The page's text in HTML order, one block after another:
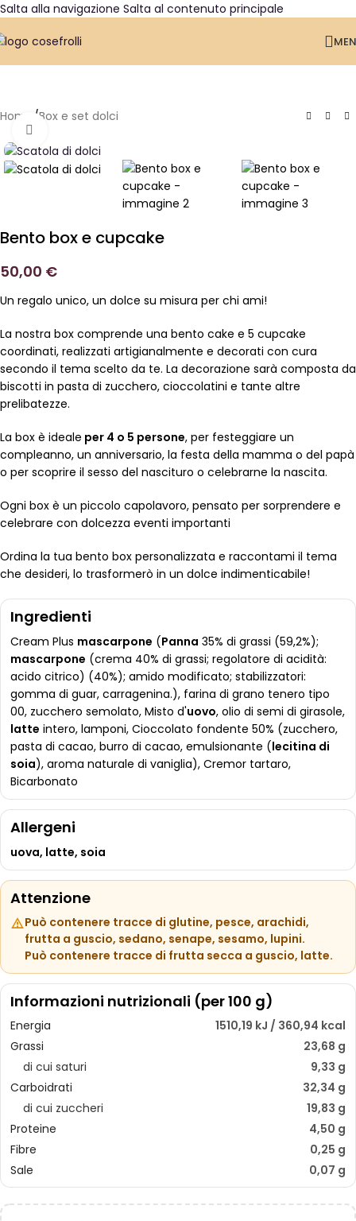
Salta alla navigazione Salta al contenuto principale
Home /Box e set dolci
Bento box e cupcake
50,00 €
Un regalo unico, un dolce su misura per chi ami!
La nostra box comprende una bento cake e 5 cupcake
coordinati, realizzati artigianalmente e decorati con cura
secondo il tema scelto da te. La decorazione sarà composta da
biscotti in pasta di zucchero, cioccolatini e tante altre
prelibatezze.
La box è ideale per 4 o 5 persone, per festeggiare un
compleanno, un anniversario, la festa della mamma o del papà
o per scoprire il sesso del nascituro o celebrarne la nascita.
Ogni box è un piccolo capolavoro, pensato per sorprendere e
celebrare con dolcezza eventi importanti
Ordina la tua bento box personalizzata e raccontami il tema
che desideri, lo trasformerò in un dolce indimenticabile!
Ingredienti
Cream Plus mascarpone (Panna 35% di grassi (59,2%);
mascarpone (crema 40% di grassi; regolatore di acidità:
acido citrico) (40%); amido modificato; stabilizzatori:
gomma di guar, carragenina.), farina di grano tenero tipo
00, zucchero semolato, Misto d'uovo, olio di semi di girasole,
latte intero, lamponi, Cioccolato fondente 50% (zucchero,
pasta di cacao, burro di cacao, emulsionante (lecitina di
soia), aroma naturale di vaniglia), Cremor tartaro,
Bicarbonato
Allergeni
uova, latte, soia
Attenzione
Può contenere tracce di glutine, pesce, arachidi,
frutta a guscio, sedano, senape, sesamo, lupini.
Può contenere tracce di frutta secca a guscio, latte.
Informazioni nutrizionali (per 100 g)
Energia
1510,19 kJ / 360,94 kcal
Grassi
23,68 g
di cui saturi
9,33 g
Carboidrati
32,34 g
di cui zuccheri
19,83 g
Proteine
4,50 g
Fibre
0,25 g
Sale
0,07 g